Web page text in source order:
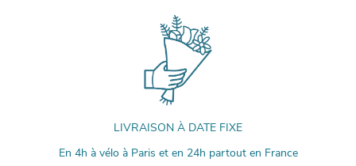
LIVRAISON À DATE FIXE
En 4h à vélo à Paris et en 24h partout en France